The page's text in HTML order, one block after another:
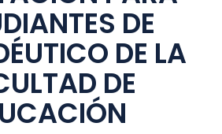
DE
DE LA
DE